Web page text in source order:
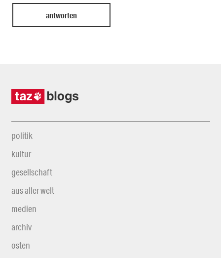
politik
kultur
gesellschaft
aus aller welt
medien
archiv
osten